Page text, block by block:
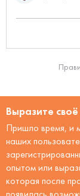
Выразите
Пришло время, и
наших
опытом или
которая после